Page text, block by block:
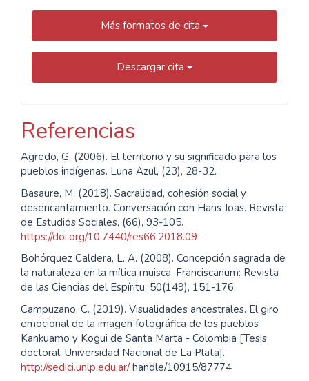
Más formatos de cita
Descargar cita
Referencias
Agredo, G. (2006). El territorio y su significado para los
pueblos indígenas. Luna Azul, (23), 28-32.
Basaure, M. (2018). Sacralidad, cohesión social y
desencantamiento. Conversación con Hans Joas. Revista
de Estudios Sociales, (66), 93-105.
https://doi.org/10.7440/res66.2018.09
Bohórquez Caldera, L. A. (2008). Concepción sagrada de
la naturaleza en la mítica muisca. Franciscanum: Revista
de las Ciencias del Espíritu, 50(149), 151-176.
Campuzano, C. (2019). Visualidades ancestrales. El giro
emocional de la imagen fotográfica de los pueblos
Kankuamo y Kogui de Santa Marta - Colombia [Tesis
doctoral, Universidad Nacional de La Plata].
http://sedici.unlp.edu.ar/handle/10915/87774